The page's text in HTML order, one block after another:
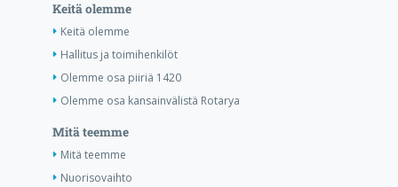
Keitä olemme
Keitä olemme
Hallitus ja toimihenkilöt
Olemme osa piiriä 1420
Olemme osa kansainvälistä Rotarya
Mitä teemme
Mitä teemme
Nuorisovaihto